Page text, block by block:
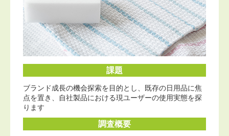
課題
ブランド成長の機会探索を目的とし、既存の日用品に焦
点を置き、自社製品における現ユーザーの使用実態を探
ります
調査概要